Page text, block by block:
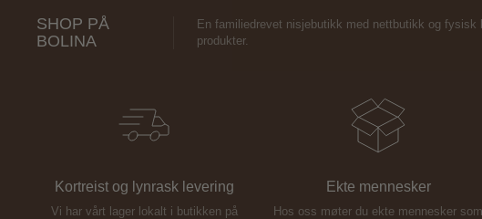
SHOP PÅ
BOLINA
En familiedrevet nisjebutikk med nettbutikk og
produkter.
Kortreist og lynrask levering
Vi har vårt lager lokalt i butikken på
Ekte mennesker
Hos oss møter du ekte mennesker som